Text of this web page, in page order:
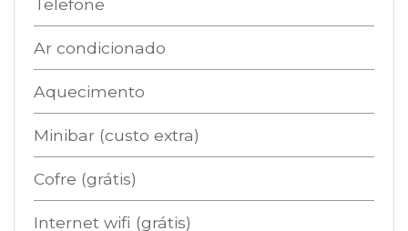
Telefone
Ar condicionado
Aquecimento
Minibar (custo extra)
Cofre (grátis)
Internet wifi (grátis)